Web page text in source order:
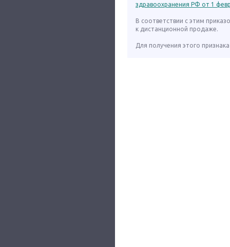
здравоохранения РФ от 1
В соответствии с этим
к дистанционной продаже.
Для получения этого признака